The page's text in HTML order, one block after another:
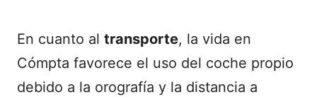
En cuanto al transporte, la vida en
Cómpta favorece el uso del coche propio
debido a la orografía y la distancia a